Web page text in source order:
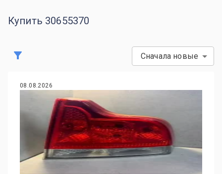
Купить 30655370
Сначала новые
08.08.2026